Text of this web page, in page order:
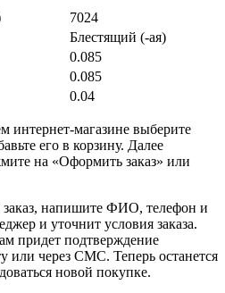
7024
Блестящий (-ая)
0.085
0.085
0.04
интернет-магазине выберите
его в корзину. Далее
на «Оформить заказ» или
заказ, напишите ФИО, телефон и
и уточнит условия заказа.
придет подтверждение
или через СМС. Теперь останется
новой покупке.